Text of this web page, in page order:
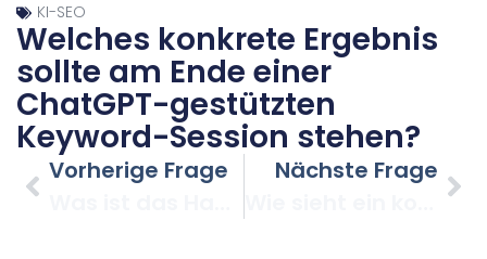
KI-SEO
Welches konkrete Ergebnis
sollte am Ende einer
ChatGPT-gestützten
Keyword-Session stehen?
Vorherige Frage
Nächste Frage